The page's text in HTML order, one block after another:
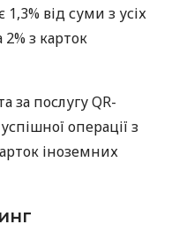
від суми з усіх
2% з карток
за послугу QR-
операції з
іноземних